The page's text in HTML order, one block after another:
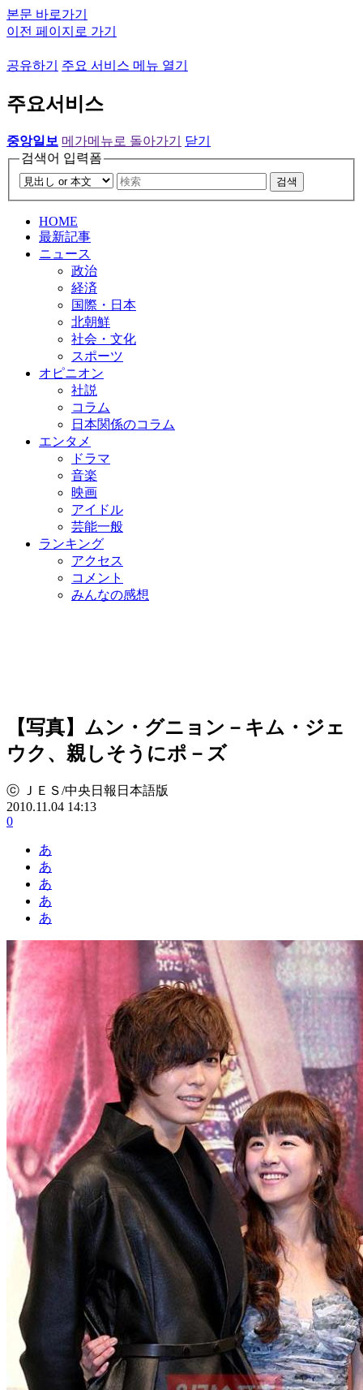
본문 바로가기
이전 페이지로 가기
공유하기 주요 서비스 메뉴 열기
주요서비스
중앙일보 메가메뉴로 돌아가기
닫기
검색어 입력폼
검색
HOME
最新記事
ニュース
政治
経済
国際・日本
北朝鮮
社会・文化
スポーツ
オピニオン
社説
コラム
日本関係のコラム
エンタメ
ドラマ
音楽
映画
アイドル
芸能一般
ランキング
アクセス
コメント
みんなの感想
【写真】ムン・グニョン－キム・ジェ
ウク、親しそうにポ－ズ
ⓒ ＪＥＳ/中央日報日本語版
2010.11.04 14:13
0
あ
あ
あ
あ
あ